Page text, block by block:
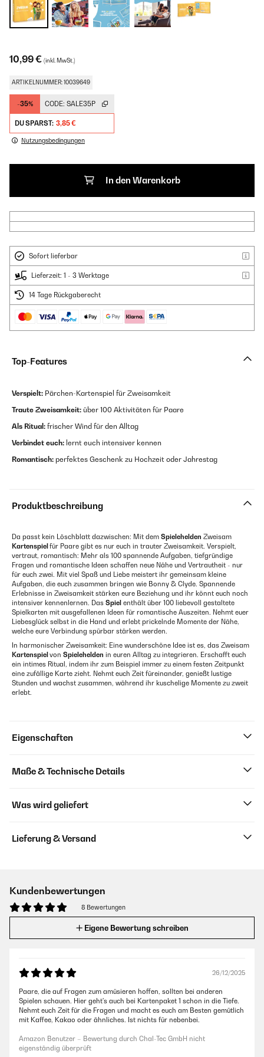
10,99 € (inkl. MwSt.)
ARTIKELNUMMER: 10039649
-35% CODE: SALE35P
DU SPARST: 3,85 €
Nutzungsbedingungen
In den Warenkorb
Sofort lieferbar
Lieferzeit: 1 - 3 Werktage
14 Tage Rückgaberecht
Top-Features
Verspielt: Pärchen-Kartenspiel für Zweisamkeit
Traute Zweisamkeit: über 100 Aktivitäten für Paare
Als Ritual: frischer Wind für den Alltag
Verbindet euch: lernt euch intensiver kennen
Romantisch: perfektes Geschenk zu Hochzeit oder Jahrestag
Produktbeschreibung
Da passt kein Löschblatt dazwischen: Mit dem Spielehelden Zweisam
Kartenspiel für Paare gibt es nur euch in trauter Zweisamkeit. Verspielt,
vertraut, romantisch: Mehr als 100 spannende Aufgaben, tiefgründige
Fragen und romantische Ideen schaffen neue Nähe und Vertrautheit - nur
für euch zwei. Mit viel Spaß und Liebe meistert ihr gemeinsam kleine
Aufgaben, die euch zusammen bringen wie Bonny & Clyde. Spannende
Erlebnisse in Zweisamkeit stärken eure Beziehung und ihr könnt euch noch
intensiver kennenlernen. Das Spiel enthält über 100 liebevoll gestaltete
Spielkarten mit ausgefallenen Ideen für romantische Auszeiten. Nehmt euer
Liebesglück selbst in die Hand und erlebt prickelnde Momente der Nähe,
welche eure Verbindung spürbar stärken werden.
In harmonischer Zweisamkeit: Eine wunderschöne Idee ist es, das Zweisam
Kartenspiel von Spielehelden in euren Alltag zu integrieren. Erschafft euch
ein intimes Ritual, indem ihr zum Beispiel immer zu einem festen Zeitpunkt
eine zufällige Karte zieht. Nehmt euch Zeit füreinander, genießt lustige
Stunden und wachst zusammen, während ihr kuschelige Momente zu zweit
erlebt.
Eigenschaften
Maße & Technische Details
Was wird geliefert
Lieferung & Versand
Kundenbewertungen
8 Bewertungen
Eigene Bewertung schreiben
26/12/2025
Paare, die auf Fragen zum amüsieren hoffen, sollten bei anderen
Spielen schauen. Hier geht's auch bei Kartenpaket 1 schon in die Tiefe.
Nehmt euch Zeit für die Fragen und macht es euch am Besten gemütlich
mit Kaffee, Kakao oder ähnliches. Ist nichts für nebenbei.
Amazon Benutzer – Bewertung durch Chal-Tec GmbH nicht
eigenständig überprüft